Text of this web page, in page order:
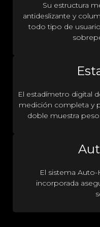
Su estructura
antideslizante y
todo tipo de
El estadímetro digital
medición completa y
doble muestra
El sistema
incorporada